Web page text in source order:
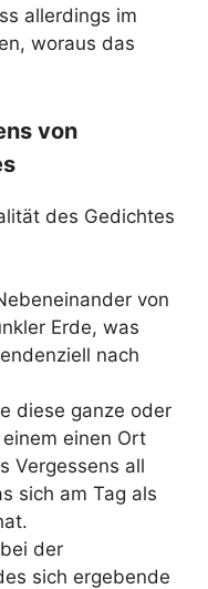
allerdings im
woraus das
von
des Gedichtes
von
Erde, was
nach
diese ganze oder
einen Ort
Vergessens all
sich am Tag als
der
sich ergebende